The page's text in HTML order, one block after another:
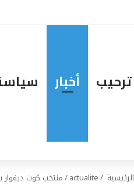
ترحيب أخبار
الرئيسية /
actualite
/منتخب كوت